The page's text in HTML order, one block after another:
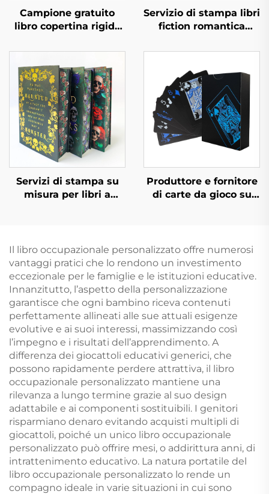
Campione gratuito
libro copertina rigida
rapidi stampa libri in
bulk set di libri
personalizzati con
copertina rigida
servizio di stampa
Servizio di stampa libri
fiction romantica
indipendente
copertina rigida spray
e sovracoperta
Servizi di stampa su
misura per libri a
Produttore e fornitore
di carte da gioco su
stampa e confezione
personalizzata per
adulti e coppie
Il libro occupazionale personalizzato offre numerosi
vantaggi pratici che lo rendono un investimento
eccezionale per le famiglie e le istituzioni educative.
Innanzitutto, l’aspetto della personalizzazione
garantisce che ogni bambino riceva contenuti
perfettamente allineati alle sue attuali esigenze
evolutive e ai suoi interessi, massimizzando così
l’impegno e i risultati dell’apprendimento. A
differenza dei giocattoli educativi generici, che
possono rapidamente perdere attrattiva, il libro
occupazionale personalizzato mantiene una
rilevanza a lungo termine grazie al suo design
adattabile e ai componenti sostituibili. I genitori
risparmiano denaro evitando acquisti multipli di
giocattoli, poiché un unico libro occupazionale
personalizzato può offrire mesi, o addirittura anni, di
intrattenimento educativo. La natura portatile del
libro occupazionale personalizzato lo rende un
compagno ideale in varie situazioni in cui sono